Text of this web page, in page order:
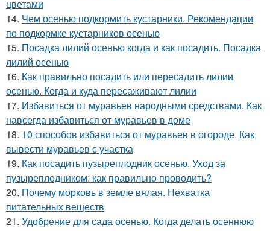
цветами
14. Чем осенью подкормить кустарники. Рекомендации
по подкормке кустарников осенью
15. Посадка лилий осенью когда и как посадить. Посадка
лилий осенью
16. Как правильно посадить или пересадить лилии
осенью. Когда и куда пересаживают лилии
17. Избавиться от муравьев народными средствами. Как
навсегда избавиться от муравьев в доме
18. 10 способов избавиться от муравьев в огороде. Как
вывести муравьев с участка
19. Как посадить пузыреплодник осенью. Уход за
пузыреплодником: как правильно проводить?
20. Почему морковь в земле вялая. Нехватка
питательных веществ
21. Удобрение для сада осенью. Когда делать осеннюю